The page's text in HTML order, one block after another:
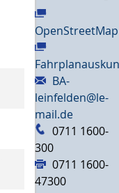
OpenStreetMap
BA-
leinfelden@le-
mail.de
0711 1600-
300
0711 1600-
47300